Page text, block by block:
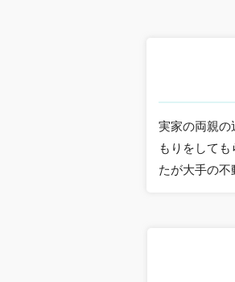
実家の両親
もりをして
たが大手の不